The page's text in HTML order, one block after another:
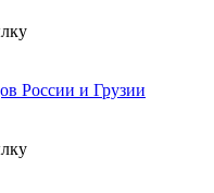
России и Грузии